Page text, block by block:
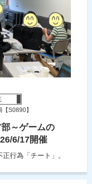
S0890】
部～ゲームの
6/17開催
行為「チート」。